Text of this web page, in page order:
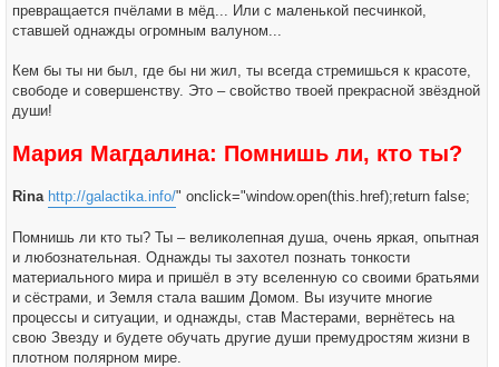
превращается пчёлами в мёд... Или с маленькой песчинкой,
ставшей однажды огромным валуном...
Кем бы ты ни был, где бы ни жил, ты всегда стремишься к красоте,
свободе и совершенству. Это – свойство твоей прекрасной звёздной
души!
Мария Магдалина: Помнишь ли, кто ты?
Rina http://galactika.info/" onclick="window.open(this.href);return false;
Помнишь ли кто ты? Ты – великолепная душа, очень яркая, опытная
и любознательная. Однажды ты захотел познать тонкости
материального мира и пришёл в эту вселенную со своими братьями
и сёстрами, и Земля стала вашим Домом. Вы изучите многие
процессы и ситуации, и однажды, став Мастерами, вернётесь на
свою Звезду и будете обучать другие души премудростям жизни в
плотном полярном мире.